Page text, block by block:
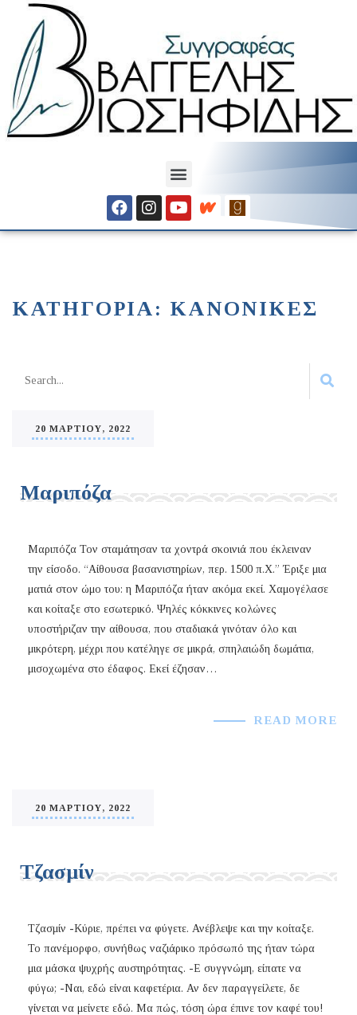
ΚΑΤΗΓΟΡΊΑ: ΚΑΝΟΝΙΚΈΣ
20 ΜΑΡΤΊΟΥ, 2022
Μαριπόζα
Μαριπόζα Τον σταμάτησαν τα χοντρά σκοινιά που έκλειναν
την είσοδο. “Αίθουσα βασανιστηρίων, περ. 1500 π.Χ.” Έριξε μια
ματιά στον ώμο του: η Μαριπόζα ήταν ακόμα εκεί. Χαμογέλασε
και κοίταξε στο εσωτερικό. Ψηλές κόκκινες κολώνες
υποστήριζαν την αίθουσα, που σταδιακά γινόταν όλο και
μικρότερη, μέχρι που κατέληγε σε μικρά, σπηλαιώδη δωμάτια,
μισοχωμένα στο έδαφος. Εκεί έζησαν…
READ MORE
20 ΜΑΡΤΊΟΥ, 2022
Τζασμίν
Τζασμίν -Κύριε, πρέπει να φύγετε. Ανέβλεψε και την κοίταξε.
Το πανέμορφο, συνήθως ναζιάρικο πρόσωπό της ήταν τώρα
μια μάσκα ψυχρής αυστηρότητας. -Ε συγγνώμη, είπατε να
φύγω; -Ναι, εδώ είναι καφετέρια. Αν δεν παραγγείλετε, δε
γίνεται να μείνετε εδώ. Μα πώς, τόση ώρα έπινε τον καφέ του!